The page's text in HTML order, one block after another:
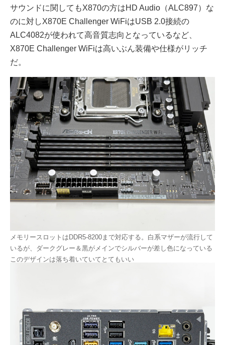
サウンドに関してもX870の方はHD Audio（ALC897）な
のに対しX870E Challenger WiFiはUSB 2.0接続の
ALC4082が使われて高音質志向となっているなど、
X870E Challenger WiFiは高いぶん装備や仕様がリッチ
だ。
メモリースロットはDDR5-8200まで対応する。白系マザーが流行して
いるが、ダークグレー＆黒がメインでシルバーが差し色になっている
このデザインは落ち着いていてとてもいい